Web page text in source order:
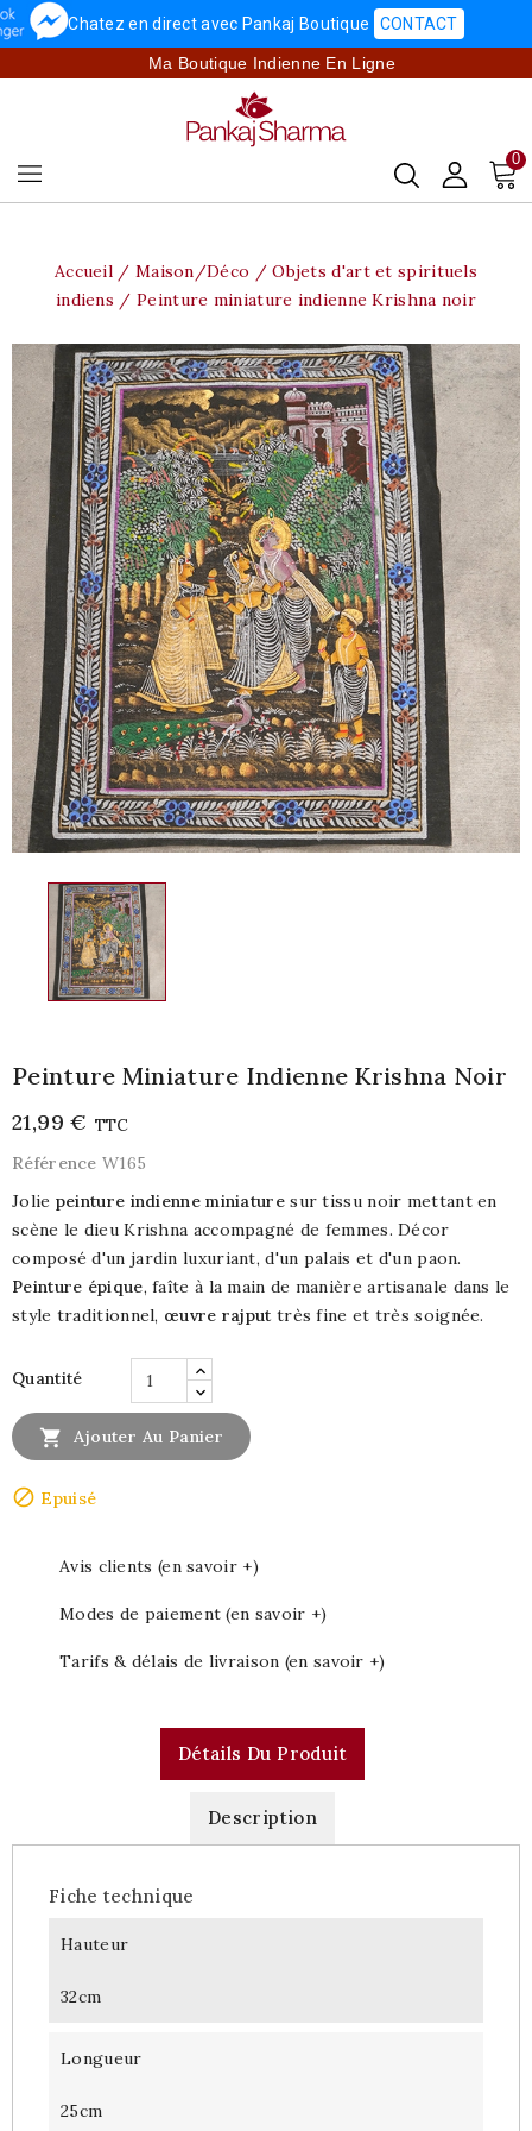
Chatez en direct avec Pankaj Boutique CONTACT
Ma Boutique Indienne En Ligne
0
Accueil Maison/Déco
Objets d'art et spirituels
indiens
Peinture miniature indienne Krishna noir
Peinture Miniature Indienne Krishna Noir
21,99 € TTC
Référence W165
Jolie peinture indienne miniaturesur tissu noir mettant en
scène le dieu Krishna accompagné de femmes. Décor
composé d'un jardin luxuriant, d'un palais et d'un paon.
Peinture épique, faîte à la main de manière artisanale dans le
style traditionnel, œuvre rajputtrès fine et très soignée.
Quantité
 Ajouter Au Panier
 Epuisé
Avis clients (en savoir +)
Modes de paiement (en savoir +)
Tarifs & délais de livraison (en savoir +)
Détails Du Produit
Description
Fiche technique
Hauteur
32cm
Longueur
25cm